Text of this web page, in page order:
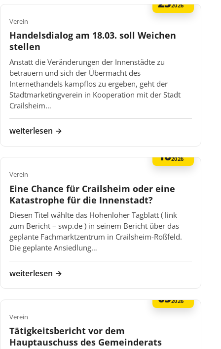
2026
Verein
Handelsdialog am 18.03. soll Weichen
stellen
Anstatt die Veränderungen der Innenstädte zu
betrauern und sich der Übermacht des
Internethandels kampflos zu ergeben, geht der
Stadtmarketingverein in Kooperation mit der Stadt
Crailsheim…
weiterlesen →
162026
Verein
Eine Chance für Crailsheim oder eine
Katastrophe für die Innenstadt?
Diesen Titel wählte das Hohenloher Tagblatt ( link
zum Bericht – swp.de ) in seinem Bericht über das
geplante Fachmarktzentrum in Crailsheim-Roßfeld.
Die geplante Ansiedlung…
weiterlesen →
052026
Verein
Tätigkeitsbericht vor dem
Hauptauschuss des Gemeinderats